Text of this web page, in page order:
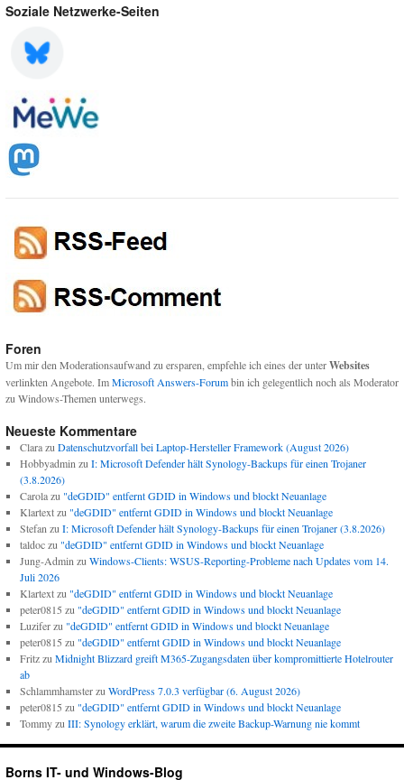
Soziale Netzwerke-Seiten
Foren
Um mir den Moderationsaufwand zu ersparen, empfehle ich eines der unterWebsites
verlinkten Angebote. ImMicrosoft Answers-Forumbin ich gelegentlich noch als Moderator
zu Windows-Themen unterwegs.
Neueste Kommentare
Clarazu Datenschutzvorfall bei Laptop-Hersteller Framework (August 2026)
Hobbyadmin zu I: Microsoft Defender hält Synology-Backups für einen Trojaner
(3.8.2026)
Carolazu "deGDID" entfernt GDID in Windows und blockt Neuanlage
Klartextzu "deGDID" entfernt GDID in Windows und blockt Neuanlage
Stefan zu I: Microsoft Defender hält Synology-Backups für einen Trojaner (3.8.2026)
taldoczu "deGDID" entfernt GDID in Windows und blockt Neuanlage
Jung-Admin zu Windows-Clients: WSUS-Reporting-Probleme nach Updates vom 14.
Juli 2026
Klartextzu "deGDID" entfernt GDID in Windows und blockt Neuanlage
peter0815 zu "deGDID" entfernt GDID in Windows und blockt Neuanlage
Luziferzu "deGDID" entfernt GDID in Windows und blockt Neuanlage
peter0815 zu "deGDID" entfernt GDID in Windows und blockt Neuanlage
Fritzzu Midnight Blizzard greift M365-Zugangsdaten über kompromittierte Hotelrouter
ab
Schlammhamsterzu WordPress 7.0.3 verfügbar (6. August 2026)
peter0815 zu "deGDID" entfernt GDID in Windows und blockt Neuanlage
Tommyzu III: Synology erklärt, warum die zweite Backup-Warnung nie kommt
Borns IT- und Windows-Blog